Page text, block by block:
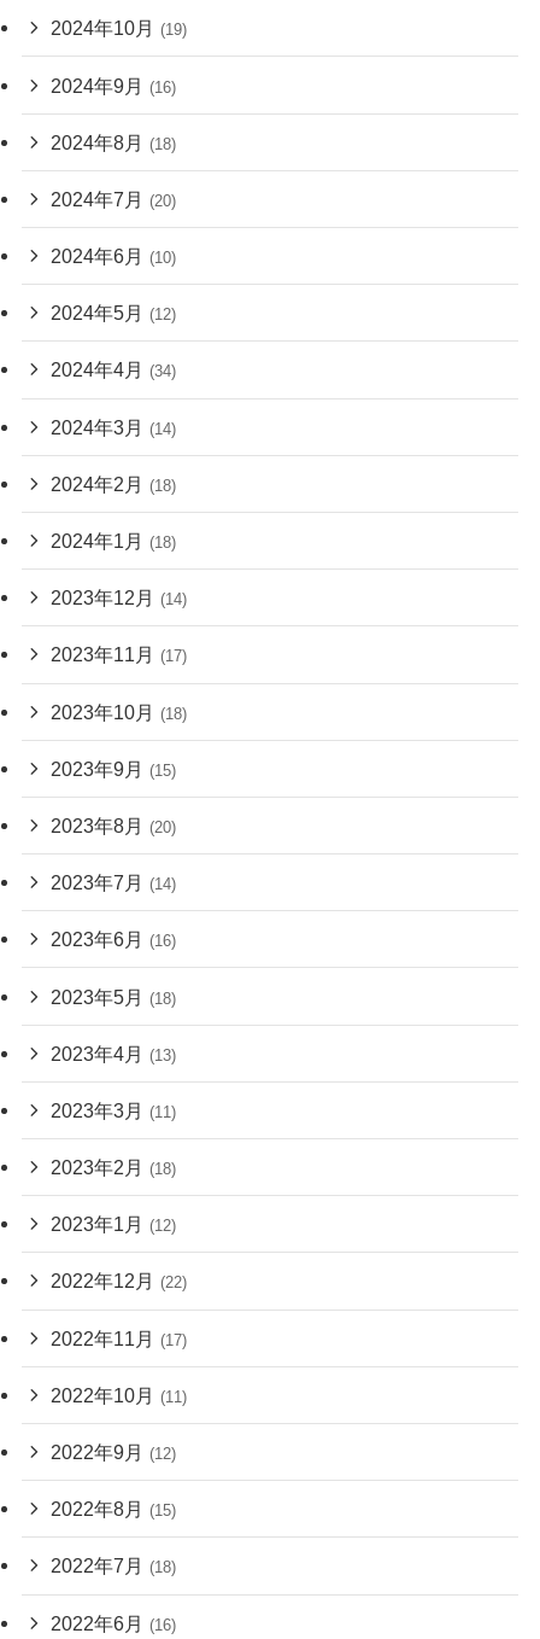
2024年10月 (19)
2024年9月 (16)
2024年8月 (18)
2024年7月 (20)
2024年6月 (10)
2024年5月 (12)
2024年4月 (34)
2024年3月 (14)
2024年2月 (18)
2024年1月 (18)
2023年12月 (14)
2023年11月 (17)
2023年10月 (18)
2023年9月 (15)
2023年8月 (20)
2023年7月 (14)
2023年6月 (16)
2023年5月 (18)
2023年4月 (13)
2023年3月 (11)
2023年2月 (18)
2023年1月 (12)
2022年12月 (22)
2022年11月 (17)
2022年10月 (11)
2022年9月 (12)
2022年8月 (15)
2022年7月 (18)
2022年6月 (16)